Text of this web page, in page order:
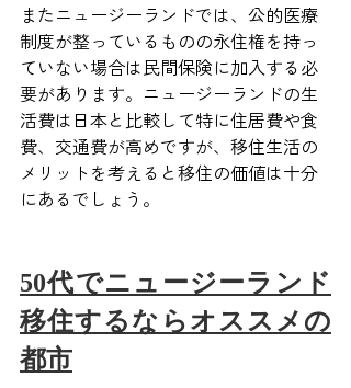
またニュージーランドでは、公的医療
制度が整っているものの永住権を持っ
ていない場合は民間保険に加入する必
要があります。ニュージーランドの生
活費は日本と比較して特に住居費や食
費、交通費が高めですが、移住生活の
メリットを考えると移住の価値は十分
にあるでしょう。
50代でニュージーランド
移住するならオススメの
都市